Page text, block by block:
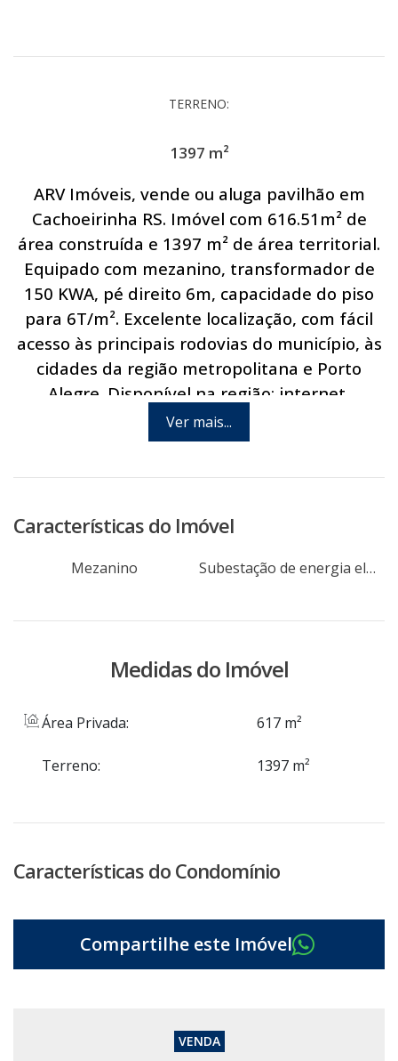
TERRENO:
1397 m²
ARV Imóveis, vende ou aluga pavilhão em
Cachoeirinha RS. Imóvel com 616.51m² de
área construída e 1397 m² de área territorial.
Equipado com mezanino, transformador de
150 KWA, pé direito 6m, capacidade do piso
para 6T/m². Excelente localização, com fácil
acesso às principais rodovias do município, às
cidades da região metropolitana e Porto
Alegre. Disponível na região: internet,
abastecimento de água, energia elétrica,
linha de ônibus e linha telefônica. Agende
Ver mais...
Características do Imóvel
Mezanino Subestação de energia elétrica
Medidas do Imóvel
Área Privada: 617 m²
Terreno: 1397 m²
Características do Condomínio